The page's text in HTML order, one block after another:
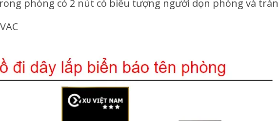
phòng có 2 nút có biểu tượng người dọn phòng và